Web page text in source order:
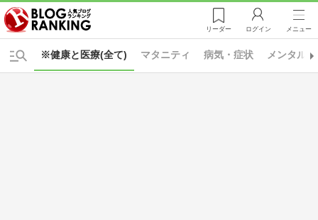
リーダー ログイン メニュー
※健康と医療(全て) マタニティ 病気・症状 メンタル